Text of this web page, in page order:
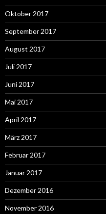
Oktober 2017
September 2017
August 2017
Juli 2017
Juni 2017
Mai 2017
April 2017
März 2017
Februar 2017
Januar 2017
Dezember 2016
November 2016